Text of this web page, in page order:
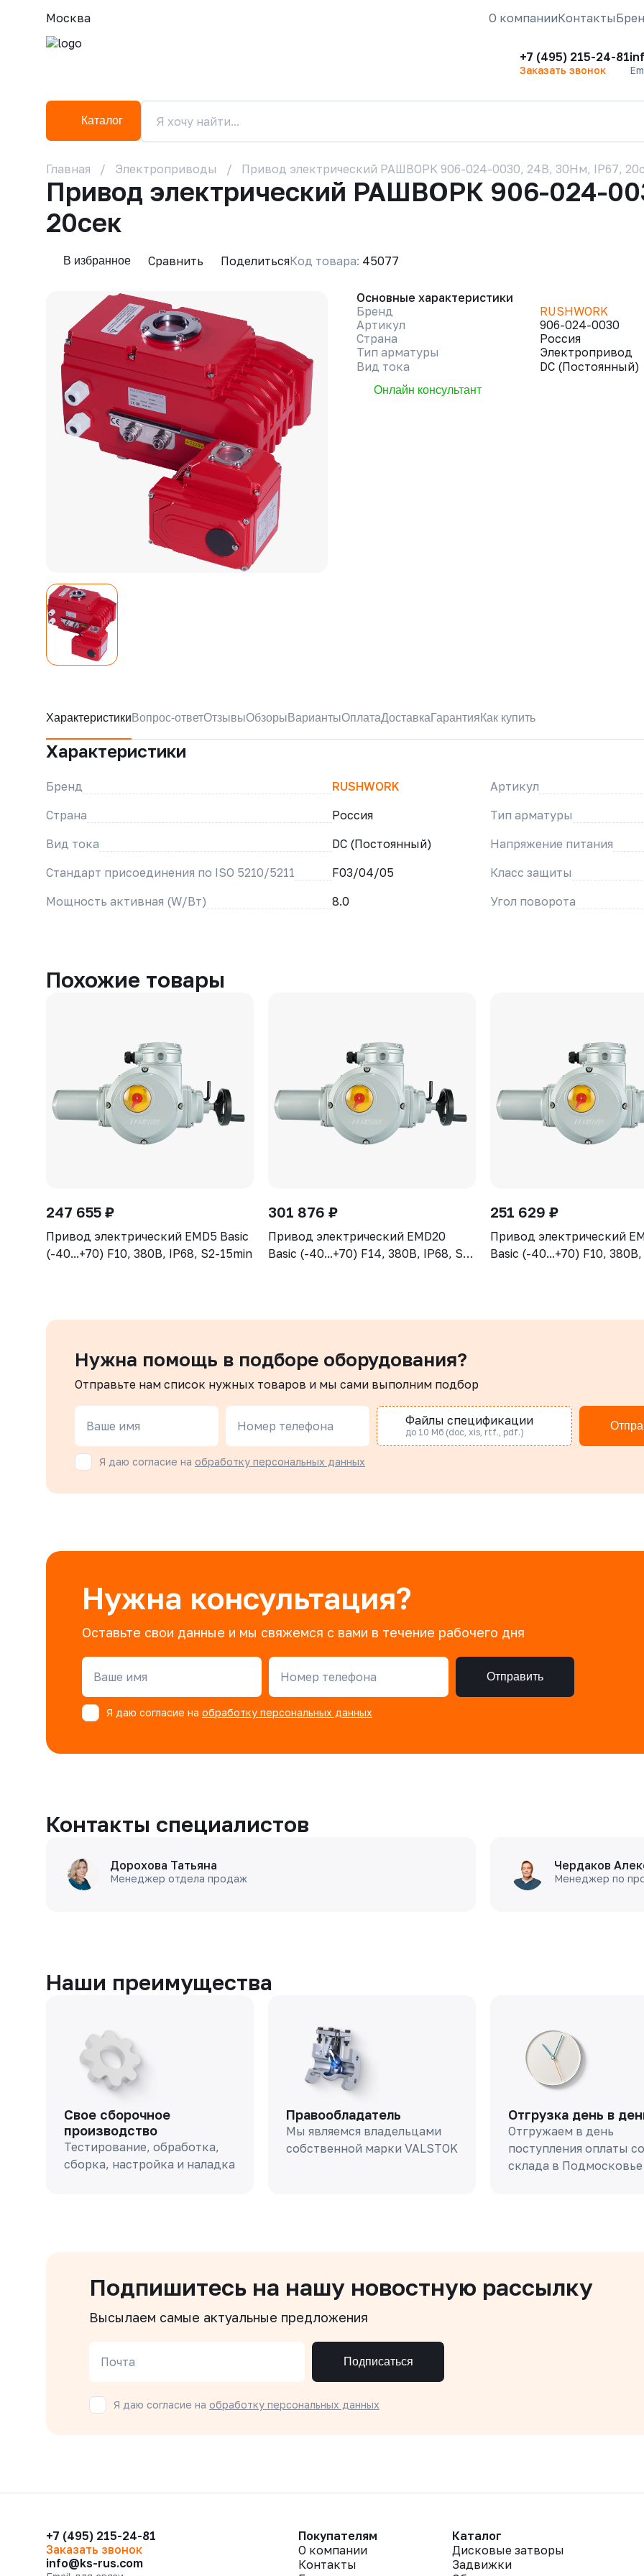
Москва О компанииКонтакты
+7 (495) 215-24-81
Заказать звонок
Каталог
Главная Электроприводы Привод электрический РАШВОРК 906-024-0030, 24В, 30Нм, IP67,
Привод электрический РАШВОРК 906-024-
20сек
В избранное Сравнить ПоделитьсяКод товара: 45077
Основные характеристики
Бренд
RUSHWORK
Артикул
906-024-0030
Страна
Россия
Тип арматуры
Электропривод
Вид тока
DC (Постоянный)
Онлайн консультант
Характеристики Вопрос-ответОтзывыОбзоры ВариантыОплатаДоставка Гарантия Как купить
Характеристики
Бренд RUSHWORK
Артикул
Страна
Россия
Тип арматуры
Вид тока
DC (Постоянный)
Напряжение питания
Стандарт присоединения по ISO 5210/5211
F03/04/05
Класс защиты
Мощность активная (W/Вт)
8.0 Угол поворота
Похожие товары
247 655 ₽
Привод электрический EMD5 Basic
(-40...+70) F10, 380В, IP68, S2-15min
301 876 ₽
Привод электрический EMD20
Basic (-40...+70) F14, 380В, IP68, S2-
251 629 ₽
Привод электрический
Basic (-40...+70) F10,
Нужна помощь в подборе оборудования?
Отправьте нам список нужных товаров и мы сами выполним подбор
Ваше имя Номер телефона Файлы спецификации
до 10 Мб (doc, xis, rtf., pdf.)
Я даю согласие на обработку персональных данных
Нужна консультация?
Оставьте свои данные и мы свяжемся с вами в течение рабочего дня
Ваше имя Номер телефона Отправить
Я даю согласие на обработку персональных данных
Контакты специалистов
Дорохова Татьяна
Менеджер отдела продаж
Чердаков
Менеджер по
Наши преимущества
Свое сборочное
производство
Тестирование, обработка,
сборка, настройка и наладка
Правообладатель
Мы являемся владельцами
собственной марки VALSTOK
Отгрузка день в
Отгружаем в день
поступления оплаты со
склада в Подмосковье
Подпишитесь на нашу новостную рассылку
Высылаем самые актуальные предложения
Почта Подписаться
Я даю согласие на обработку персональных данных
+7 (495) 215-24-81
Заказать звонок
info@ks-rus.com
Покупателям
О компании
Контакты
Каталог
Дисковые затворы
Задвижки